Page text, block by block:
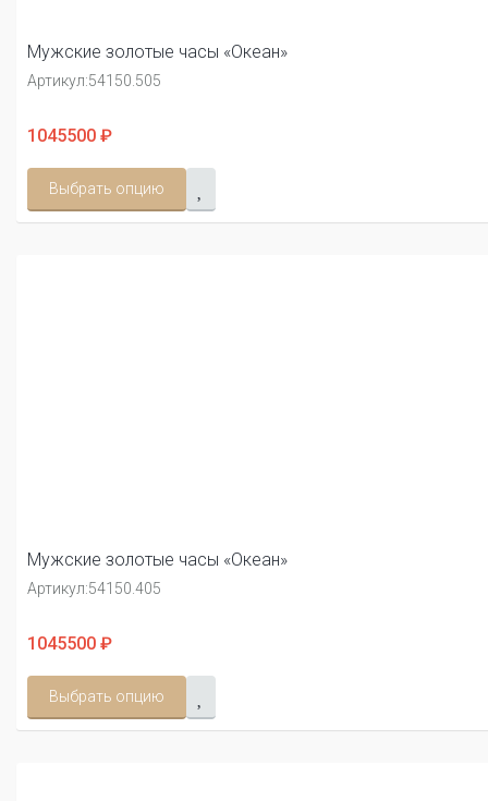
Мужские золотые часы «Океан»
Артикул:54150.505
1045500 ₽
Выбрать опцию
Мужские золотые часы «Океан»
Артикул:54150.405
1045500 ₽
Выбрать опцию